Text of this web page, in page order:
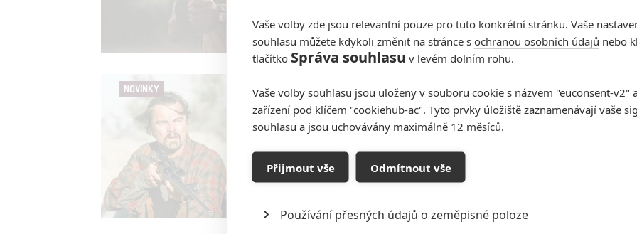
Hamnet či F1.
NOVINKY
Zlatý glóbus 2026: Nejvíc
cen si odnáší Jedna bitva za
druhou s DiCapriem
Dobře si vedli také Hříšníci či Demon Hunters. Při
přenosu zaznělo, že se Spojené státy změnily v
diktaturu.
Vaše volby zde jsou relevantní pouze pro tuto konkrétní stránku. Vaše
souhlasu můžete kdykoli změnit na stránce s ochranou osobních údajů nebo
tlačítko Správa souhlasu v levém dolním rohu.
Vaše volby souhlasu jsou uloženy v souboru cookie s názvem "euconsent-v2"
zařízení pod klíčem "cookiehub-ac". Tyto prvky úložiště zaznamenávají vaše
souhlasu a jsou uchovávány maximálně 12 měsíců.
Přijmout vše Odmítnout vše
Používání přesných údajů o zeměpisné poloze